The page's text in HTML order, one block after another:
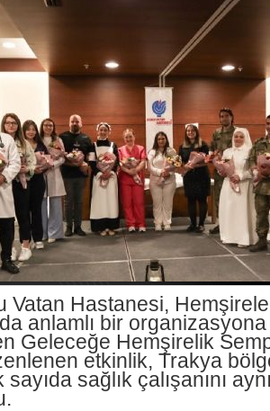
Vatan Hastanesi,
anlamlı bir organizasyona
Geleceğe Hemşirelik
etkinlik, Trakya
sağlık çalışanını